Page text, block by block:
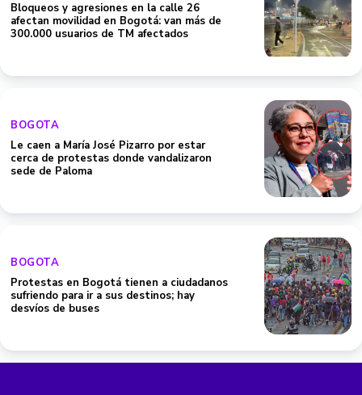
Bloqueos y agresiones en la calle 26
afectan movilidad en Bogotá: van más de
300.000 usuarios de TM afectados
BOGOTA
Le caen a María José Pizarro por estar
cerca de protestas donde vandalizaron
sede de Paloma
BOGOTA
Protestas en Bogotá tienen a ciudadanos
sufriendo para ir a sus destinos; hay
desvíos de buses